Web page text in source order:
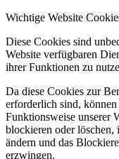
Wichtige Website
Diese Cookies sind
Website verfügbaren
ihrer Funktionen zu
Da diese Cookies zur
erforderlich sind,
Funktionsweise unserer
blockieren oder löschen,
ändern und das
erzwingen.